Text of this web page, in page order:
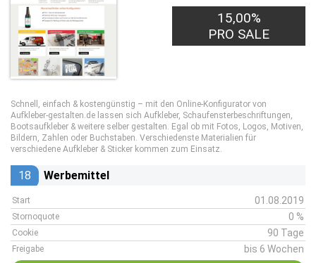
15,00%
PRO SALE
Schnell, einfach & kostengünstig – mit den Online-Konfigurator von
Aufkleber-gestalten.de lassen sich Aufkleber, Schaufensterbeschriftungen,
Bootsaufkleber & weitere selber gestalten. Egal ob mit Fotos, Logos, Motiven,
Bildern, Zahlen oder Buchstaben. Verschiedenste Materialien für
verschiedene Aufkleber & Sticker kommen zum Einsatz.
18 Werbemittel
Start 01.08.2019
Stornoquote 0 %
Cookie 90 Tage
Freigabe bis 6 Wochen